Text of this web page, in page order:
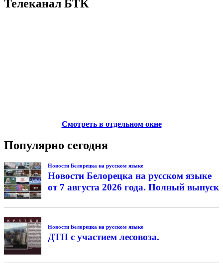
Телеканал БТК
Смотреть в отдельном окне
Популярно сегодня
Новости Белорецка на русском языке
Новости Белорецка на русском языке
от 7 августа 2026 года. Полный выпуск
Новости Белорецка на русском языке
ДТП с участием лесовоза.